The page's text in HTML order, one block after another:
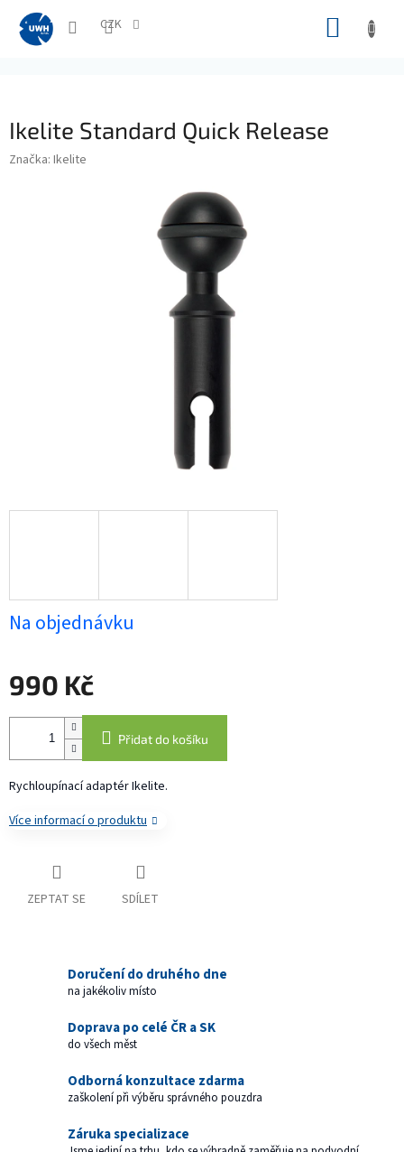
obsah
CZK
Ikelite Standard Quick Release
Značka: Ikelite
Na objednávku
990 Kč
Měrná
Přidat do košíku
Rychloupínací adaptér Ikelite.
Více informací o produktu
ZEPTAT SE SDÍLET
Doručení do druhého dne
na jakékoliv místo
Doprava po celé ČR a SK
do všech měst
Odborná konzultace zdarma
zaškolení při výběru správného pouzdra
Záruka specializace